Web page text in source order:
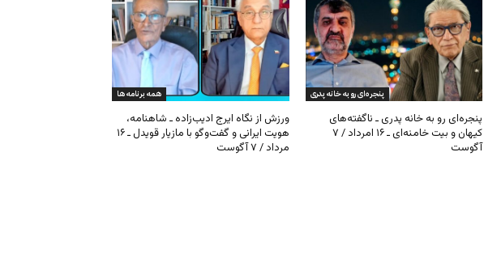
همه برنامه ها
ورزش از نگاه ایرج ادیب‌زاده ـ شاهنامه،
هویت ایرانی و گفت‌وگو با مازیار قویدل ـ ۱۶
مرداد / ۷ آگوست
پنجره‌ای رو به خانه پدری
پنجره‌ای رو به خانه پدری ـ ناگفته‌های
کیهان و بیت خامنه‌ای ـ ۱۶ امرداد / ۷
آگوست